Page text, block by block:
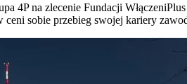
4P na zlecenie Fundacji
ceni sobie przebieg swojej kariery